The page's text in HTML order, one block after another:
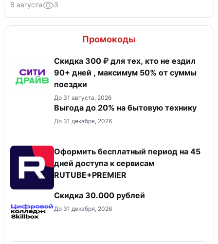
6 августа 3
Промокоды
Скидка 300 ₽ для тех, кто не ездил
90+ дней , максимум 50% от суммы
поездки
До 31 августа, 2026
Выгода до 20% на бытовую технику
До 31 декабря, 2026
Оформить бесплатный период на 45
дней доступа к сервисам
RUTUBE+PREMIER
Скидка 30.000 рублей
До 31 декабря, 2026